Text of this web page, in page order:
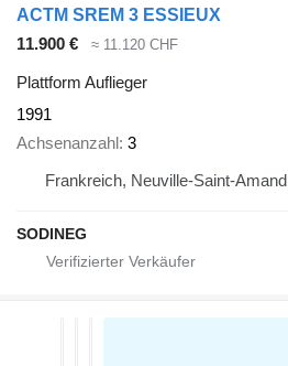
ACTM SREM 3 ESSIEUX
11.900 €
≈ 11.120 CHF
Plattform Auflieger
1991
Achsenanzahl 3
Frankreich, Neuville-Saint-Amand
SODINEG